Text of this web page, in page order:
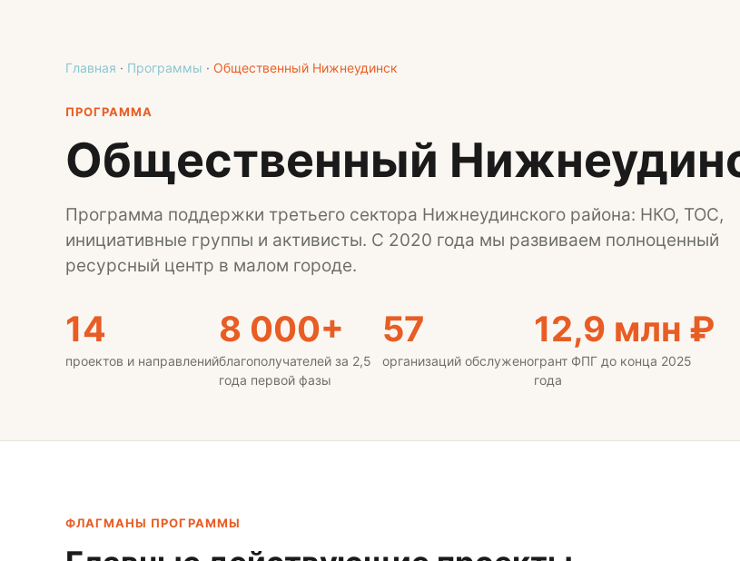
Главная · Программы · Общественный Нижнеудинск
ПРОГРАММА
Общественный
Программа поддержки третьего сектора Нижнеудинского района: НКО, ТОС,
инициативные группы и активисты. С 2020 года мы развиваем полноценный
ресурсный центр в малом городе.
14
проектов и направлений
8 000+
благополучателей за 2,5
года первой фазы
57
организаций обслужено
12,9 млн ₽
грант ФПГ до конца 2025
года
ФЛАГМАНЫ ПРОГРАММЫ